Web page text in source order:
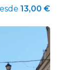
13,00 €